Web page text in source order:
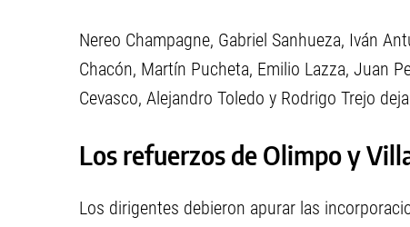
Nereo Champagne, Gabriel Sanhueza, Iván
Chacón, Martín Pucheta, Emilio Lazza, Juan
Cevasco, Alejandro Toledo y Rodrigo Trejo
Los refuerzos de Olimpo y
Los dirigentes debieron apurar las